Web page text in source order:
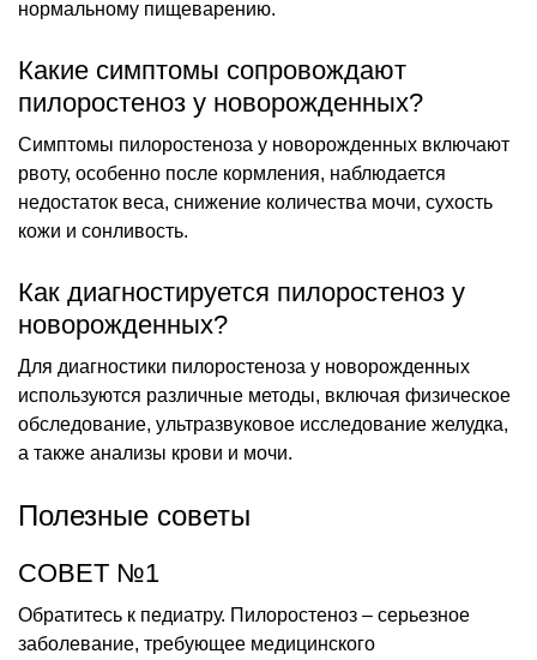
нормальному пищеварению.
Какие симптомы сопровождают
пилоростеноз у новорожденных?
Симптомы пилоростеноза у новорожденных включают
рвоту, особенно после кормления, наблюдается
недостаток веса, снижение количества мочи, сухость
кожи и сонливость.
Как диагностируется пилоростеноз у
новорожденных?
Для диагностики пилоростеноза у новорожденных
используются различные методы, включая физическое
обследование, ультразвуковое исследование желудка,
а также анализы крови и мочи.
Полезные советы
СОВЕТ №1
Обратитесь к педиатру. Пилоростеноз – серьезное
заболевание, требующее медицинского